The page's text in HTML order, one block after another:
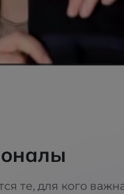
те, для кого